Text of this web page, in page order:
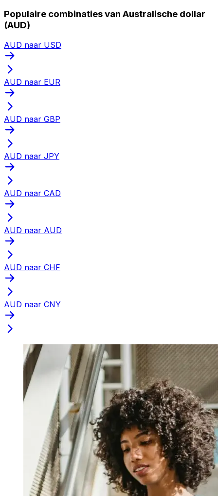
Populaire combinaties van Australische dollar
(AUD)
AUD naar USD
AUD naar EUR
AUD naar GBP
AUD naar JPY
AUD naar CAD
AUD naar AUD
AUD naar CHF
AUD naar CNY